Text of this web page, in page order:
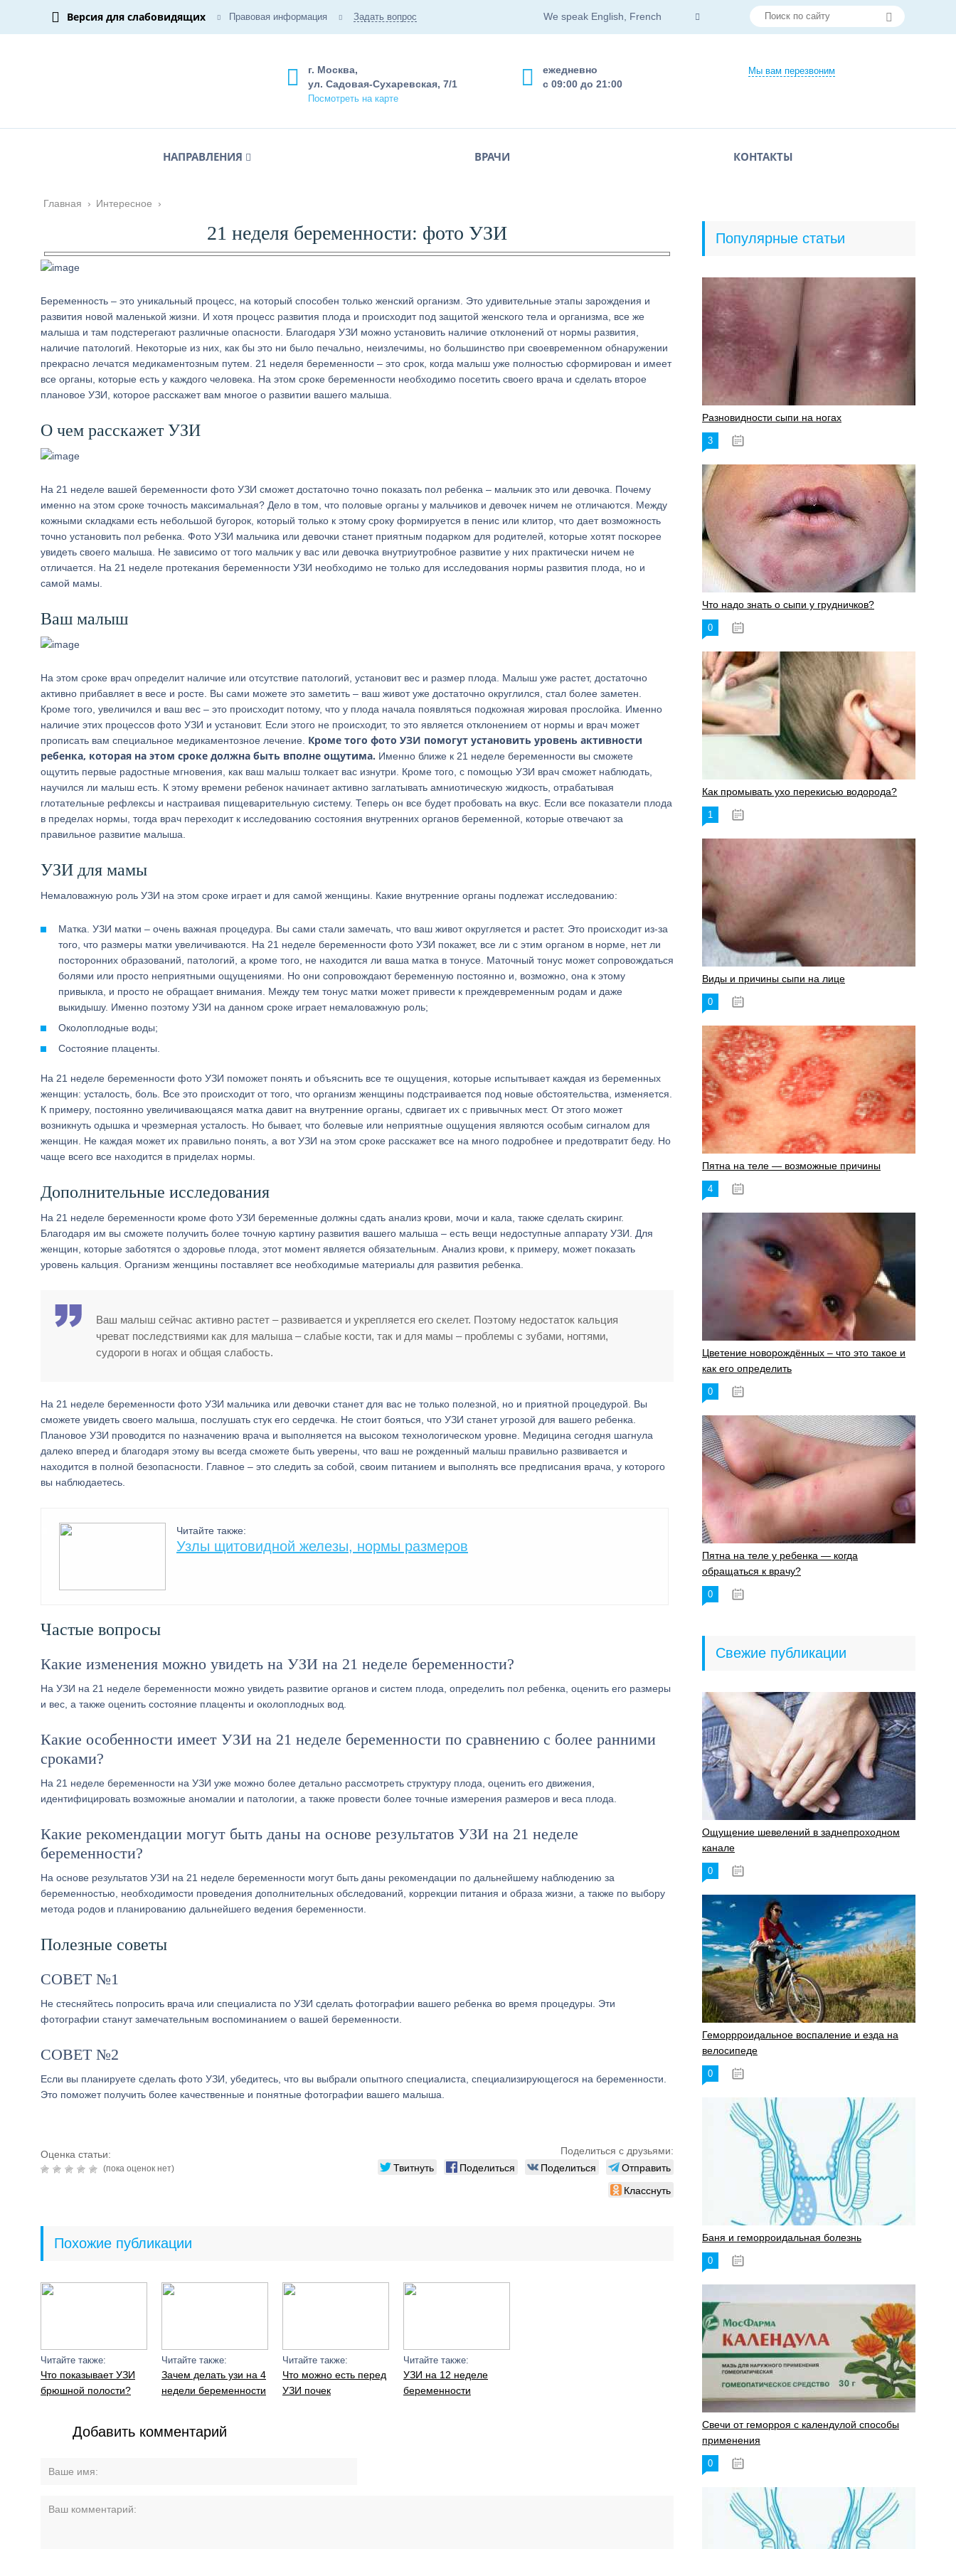
Версия для слабовидящих Правовая информация Задать вопрос We speak English, French
Мы вам перезвоним
ежедневно
с 09:00 до 21:00
г. Москва,
ул. Садовая-Сухаревская, 7/1
Посмотреть на карте
НАПРАВЛЕНИЯ ВРАЧИ КОНТАКТЫ
Главная › Интересное ›
21 неделя беременности: фото УЗИ
Беременность – это уникальный процесс, на который способен только женский организм. Это удивительные этапы зарождения и
развития новой маленькой жизни. И хотя процесс развития плода и происходит под защитой женского тела и организма, все же
малыша и там подстерегают различные опасности. Благодаря УЗИ можно установить наличие отклонений от нормы развития,
наличие патологий. Некоторые из них, как бы это ни было печально, неизлечимы, но большинство при своевременном обнаружении
прекрасно лечатся медикаментозным путем. 21 неделя беременности – это срок, когда малыш уже полностью сформирован и имеет
все органы, которые есть у каждого человека. На этом сроке беременности необходимо посетить своего врача и сделать второе
плановое УЗИ, которое расскажет вам многое о развитии вашего малыша.
О чем расскажет УЗИ
На 21 неделе вашей беременности фото УЗИ сможет достаточно точно показать пол ребенка – мальчик это или девочка. Почему
именно на этом сроке точность максимальная? Дело в том, что половые органы у мальчиков и девочек ничем не отличаются. Между
кожными складками есть небольшой бугорок, который только к этому сроку формируется в пенис или клитор, что дает возможность
точно установить пол ребенка. Фото УЗИ мальчика или девочки станет приятным подарком для родителей, которые хотят поскорее
увидеть своего малыша. Не зависимо от того мальчик у вас или девочка внутриутробное развитие у них практически ничем не
отличается. На 21 неделе протекания беременности УЗИ необходимо не только для исследования нормы развития плода, но и
самой мамы.
Ваш малыш
На этом сроке врач определит наличие или отсутствие патологий, установит вес и размер плода. Малыш уже растет, достаточно
активно прибавляет в весе и росте. Вы сами можете это заметить – ваш живот уже достаточно округлился, стал более заметен.
Кроме того, увеличился и ваш вес – это происходит потому, что у плода начала появляться подкожная жировая прослойка. Именно
наличие этих процессов фото УЗИ и установит. Если этого не происходит, то это является отклонением от нормы и врач может
прописать вам специальное медикаментозное лечение. Кроме того фото УЗИ помогут установить уровень активности
ребенка, которая на этом сроке должна быть вполне ощутима. Именно ближе к 21 неделе беременности вы сможете
ощутить первые радостные мгновения, как ваш малыш толкает вас изнутри. Кроме того, с помощью УЗИ врач сможет наблюдать,
научился ли малыш есть. К этому времени ребенок начинает активно заглатывать амниотическую жидкость, отрабатывая
глотательные рефлексы и настраивая пищеварительную систему. Теперь он все будет пробовать на вкус. Если все показатели плода
в пределах нормы, тогда врач переходит к исследованию состояния внутренних органов беременной, которые отвечают за
правильное развитие малыша.
УЗИ для мамы
Немаловажную роль УЗИ на этом сроке играет и для самой женщины. Какие внутренние органы подлежат исследованию:
Матка. УЗИ матки – очень важная процедура. Вы сами стали замечать, что ваш живот округляется и растет. Это происходит из-за
того, что размеры матки увеличиваются. На 21 неделе беременности фото УЗИ покажет, все ли с этим органом в норме, нет ли
посторонних образований, патологий, а кроме того, не находится ли ваша матка в тонусе. Маточный тонус может сопровождаться
болями или просто неприятными ощущениями. Но они сопровождают беременную постоянно и, возможно, она к этому
привыкла, и просто не обращает внимания. Между тем тонус матки может привести к преждевременным родам и даже
выкидышу. Именно поэтому УЗИ на данном сроке играет немаловажную роль;
Околоплодные воды;
Состояние плаценты.
На 21 неделе беременности фото УЗИ поможет понять и объяснить все те ощущения, которые испытывает каждая из беременных
женщин: усталость, боль. Все это происходит от того, что организм женщины подстраивается под новые обстоятельства, изменяется.
К примеру, постоянно увеличивающаяся матка давит на внутренние органы, сдвигает их с привычных мест. От этого может
возникнуть одышка и чрезмерная усталость. Но бывает, что болевые или неприятные ощущения являются особым сигналом для
женщин. Не каждая может их правильно понять, а вот УЗИ на этом сроке расскажет все на много подробнее и предотвратит беду. Но
чаще всего все находится в приделах нормы.
Дополнительные исследования
На 21 неделе беременности кроме фото УЗИ беременные должны сдать анализ крови, мочи и кала, также сделать скиринг.
Благодаря им вы сможете получить более точную картину развития вашего малыша – есть вещи недоступные аппарату УЗИ. Для
женщин, которые заботятся о здоровье плода, этот момент является обязательным. Анализ крови, к примеру, может показать
уровень кальция. Организм женщины поставляет все необходимые материалы для развития ребенка.
Ваш малыш сейчас активно растет – развивается и укрепляется его скелет. Поэтому недостаток кальция
чреват последствиями как для малыша – слабые кости, так и для мамы – проблемы с зубами, ногтями,
судороги в ногах и общая слабость.
На 21 неделе беременности фото УЗИ мальчика или девочки станет для вас не только полезной, но и приятной процедурой. Вы
сможете увидеть своего малыша, послушать стук его сердечка. Не стоит бояться, что УЗИ станет угрозой для вашего ребенка.
Плановое УЗИ проводится по назначению врача и выполняется на высоком технологическом уровне. Медицина сегодня шагнула
далеко вперед и благодаря этому вы всегда сможете быть уверены, что ваш не рожденный малыш правильно развивается и
находится в полной безопасности. Главное – это следить за собой, своим питанием и выполнять все предписания врача, у которого
вы наблюдаетесь.
Читайте также:
Узлы щитовидной железы, нормы размеров
Частые вопросы
Какие изменения можно увидеть на УЗИ на 21 неделе беременности?
На УЗИ на 21 неделе беременности можно увидеть развитие органов и систем плода, определить пол ребенка, оценить его размеры
и вес, а также оценить состояние плаценты и околоплодных вод.
Какие особенности имеет УЗИ на 21 неделе беременности по сравнению с более ранними
сроками?
На 21 неделе беременности на УЗИ уже можно более детально рассмотреть структуру плода, оценить его движения,
идентифицировать возможные аномалии и патологии, а также провести более точные измерения размеров и веса плода.
Какие рекомендации могут быть даны на основе результатов УЗИ на 21 неделе
беременности?
На основе результатов УЗИ на 21 неделе беременности могут быть даны рекомендации по дальнейшему наблюдению за
беременностью, необходимости проведения дополнительных обследований, коррекции питания и образа жизни, а также по выбору
метода родов и планированию дальнейшего ведения беременности.
Полезные советы
СОВЕТ №1
Не стесняйтесь попросить врача или специалиста по УЗИ сделать фотографии вашего ребенка во время процедуры. Эти
фотографии станут замечательным воспоминанием о вашей беременности.
СОВЕТ №2
Если вы планируете сделать фото УЗИ, убедитесь, что вы выбрали опытного специалиста, специализирующегося на беременности.
Это поможет получить более качественные и понятные фотографии вашего малыша.
Оценка статьи:
(пока оценок нет)
Поделиться с друзьями:
Твитнуть Поделиться Поделиться
Отправить
Класснуть
Похожие публикации
Читайте также:
Что показывает УЗИ
брюшной полости?
Читайте также:
Зачем делать узи на 4
недели беременности
Читайте также:
Что можно есть перед
УЗИ почек
Читайте также:
УЗИ на 12 неделе
беременности
Добавить комментарий
Популярные статьи
Разновидности сыпи на ногах
3
Что надо знать о сыпи у грудничков?
0
Как промывать ухо перекисью водорода?
1
Виды и причины сыпи на лице
0
Пятна на теле — возможные причины
4
Цветение новорождённых – что это такое и
как его определить
0
Пятна на теле у ребенка — когда
обращаться к врачу?
0
Свежие публикации
Ощущение шевелений в заднепроходном
канале
0
Геморрроидальное воспаление и езда на
велосипеде
0
Баня и геморроидальная болезнь
0
Свечи от геморроя с календулой способы
применения
0